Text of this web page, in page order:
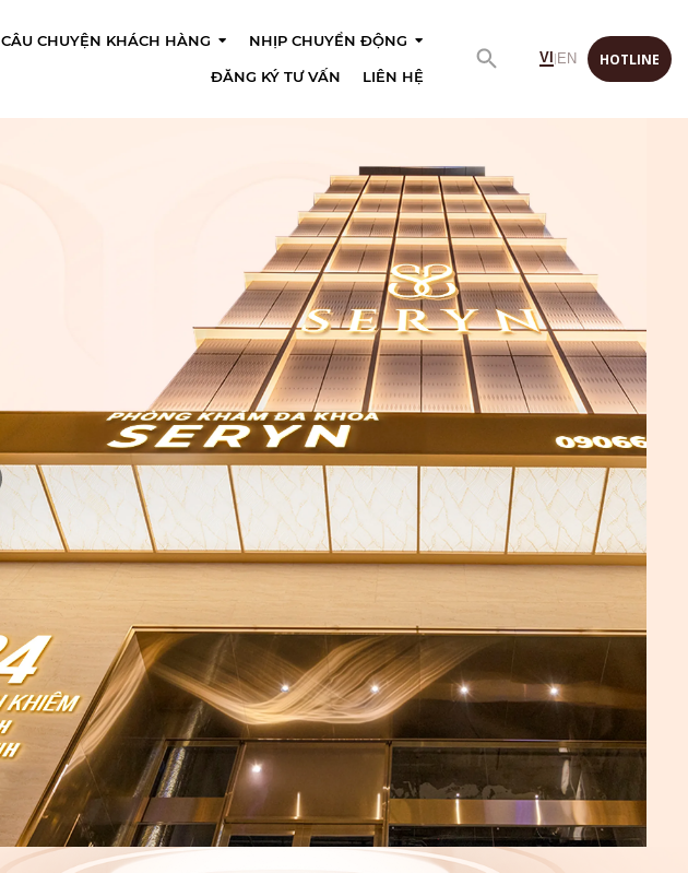
CÂU CHUYỆN KHÁCH HÀNG NHỊP CHUYỂN ĐỘNG
ĐĂNG KÝ TƯ VẤN LIÊN HỆ
VI EN HOTLINE